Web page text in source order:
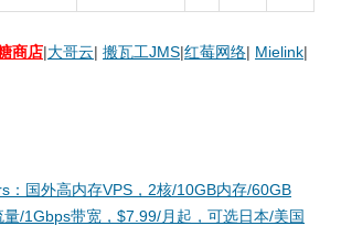
商店|大哥云| 搬瓦工JMS|红莓网络| Mielink|
：国外高内存VPS，2核/10GB内存/60GB
量/1Gbps带宽，$7.99/月起，可选日本/美国